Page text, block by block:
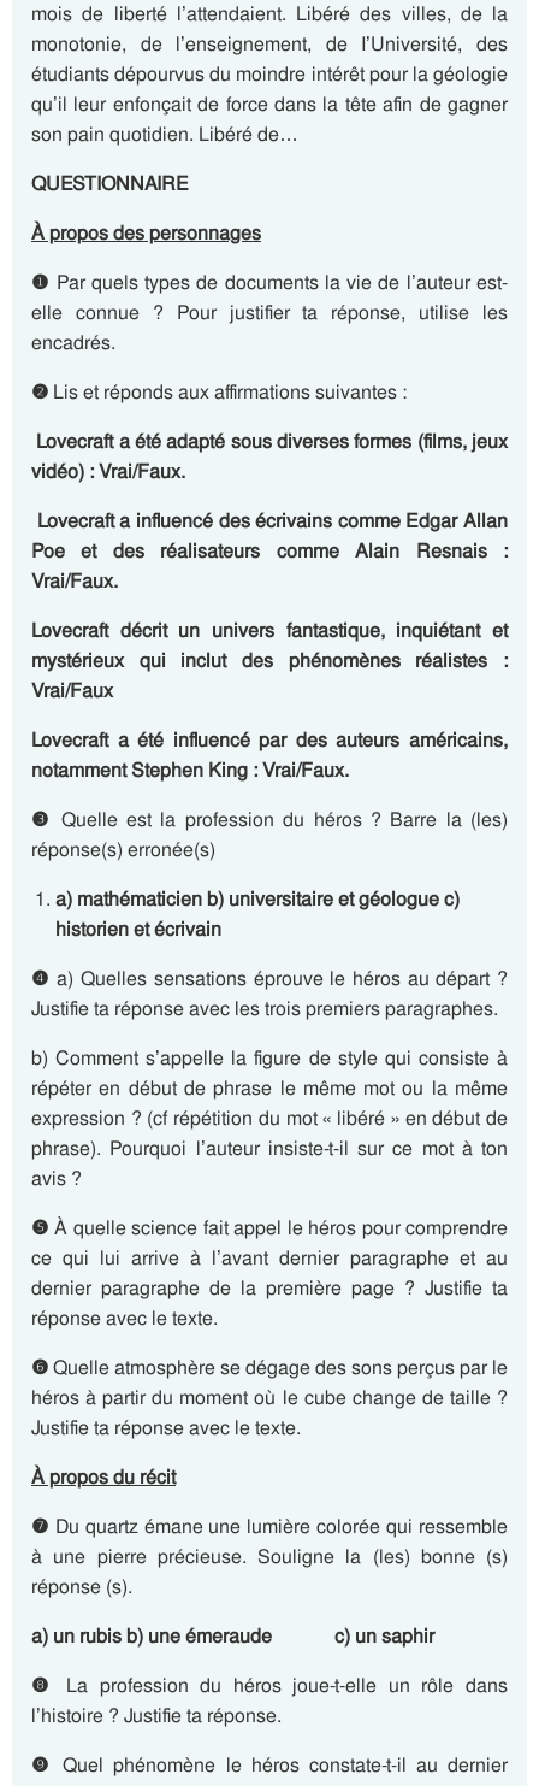
mois de liberté l’attendaient. Libéré des villes, de la
monotonie, de l’enseignement, de I’Université, des
étudiants dépourvus du moindre intérêt pour la géologie
qu’il leur enfonçait de force dans la tête afin de gagner
son pain quotidien. Libéré de…
QUESTIONNAIRE
À propos des personnages
❶ Par quels types de documents la vie de l’auteur est-
elle connue ? Pour justifier ta réponse, utilise les
encadrés.
❷ Lis et réponds aux affirmations suivantes :
Lovecraft a été adapté sous diverses formes (films, jeux
vidéo) :Vrai/Faux.
Lovecraft a influencé des écrivains comme Edgar Allan
Poe et des réalisateurs comme Alain Resnais :
Vrai/Faux.
Lovecraft décrit un univers fantastique, inquiétant et
mystérieux qui inclut des phénomènes réalistes :
Vrai/Faux
Lovecraft a été influencé par des auteurs américains,
notamment Stephen King :Vrai/Faux.
❸ Quelle est la profession du héros ? Barre la (les)
réponse(s) erronée(s)
a) mathématicien b) universitaire et géologue c)
historien et écrivain
❹ a) Quelles sensations éprouve le héros au départ ?
Justifie ta réponse avec les trois premiers paragraphes.
b) Comment s’appelle la figure de style qui consiste à
répéter en début de phrase le même mot ou la même
expression ? (cf répétition du mot « libéré » en début de
phrase). Pourquoi l’auteur insiste-t-il sur ce mot à ton
avis ?
❺ À quelle science fait appel le héros pour comprendre
ce qui lui arrive à l’avant dernier paragraphe et au
dernier paragraphe de la première page ? Justifie ta
réponse avec le texte.
❻Quelle atmosphère se dégage des sons perçus par le
héros à partir du moment où le cube change de taille ?
Justifie ta réponse avec le texte.
À propos du récit
❼ Du quartz émane une lumière colorée qui ressemble
à une pierre précieuse. Souligne la (les) bonne (s)
réponse (s).
a) un rubis b) une émeraude c) un saphir
❽
La profession du héros joue-t-elle un rôle dans
l’histoire ? Justifie ta réponse.
❾ Quel phénomène le héros constate-t-il au dernier